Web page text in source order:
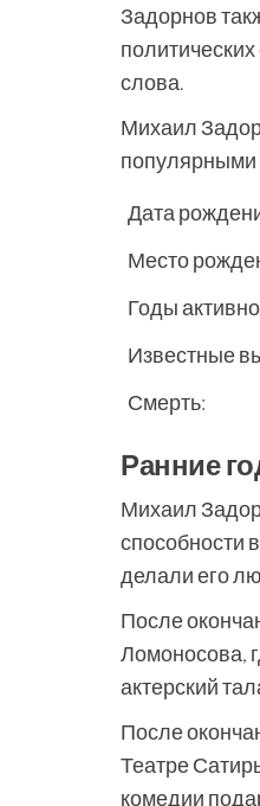
Задорнов
слова.
Михаил
популярными
Дата
Место
Годы
Известные
Смерть:
Ранние
Михаил
способности
делали его
После
Ломоносова,
актерский
После
Театре
комедии